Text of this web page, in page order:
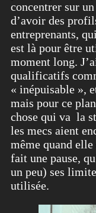
concentrer sur
d’avoir des
entreprenants,
est là pour être
moment long.
qualificatifs
« inépuisable »,
mais pour ce
chose qui va la
les mecs aient
même quand
fait une pause,
un peu) ses
utilisée.